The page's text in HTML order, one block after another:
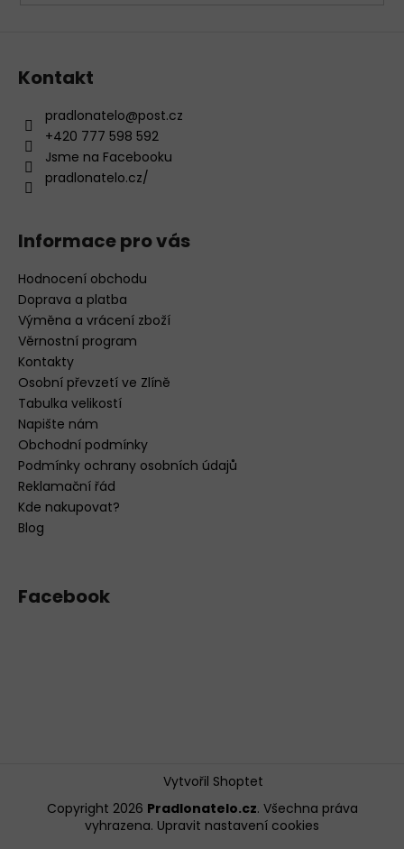
Kontakt
pradlonatelo@post.cz
+420 777 598 592
Jsme na Facebooku
pradlonatelo.cz/
Informace pro vás
Hodnocení obchodu
Doprava a platba
Výměna a vrácení zboží
Věrnostní program
Kontakty
Osobní převzetí ve Zlíně
Tabulka velikostí
Napište nám
Obchodní podmínky
Podmínky ochrany osobních údajů
Reklamační řád
Kde nakupovat?
Blog
Facebook
Vytvořil Shoptet
Copyright 2026 Pradlonatelo.cz. Všechna práva
vyhrazena. Upravit nastavení cookies